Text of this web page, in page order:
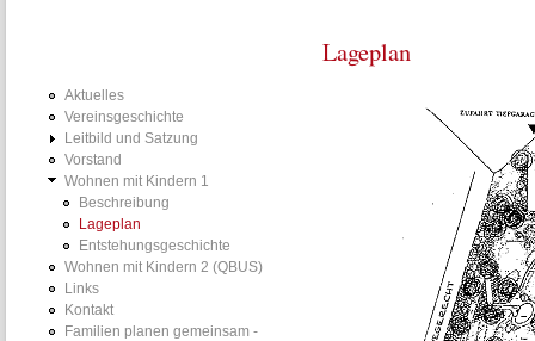
Lageplan
Aktuelles
Vereinsgeschichte
Leitbild und Satzung
Vorstand
Wohnen mit Kindern 1
Beschreibung
Lageplan
Entstehungsgeschichte
Wohnen mit Kindern 2 (QBUS)
Links
Kontakt
Familien planen gemeinsam -